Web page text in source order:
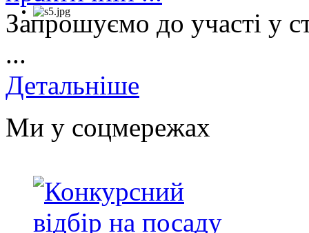
Запрошуємо до участі у
...
Детальніше
Ми у соцмережах